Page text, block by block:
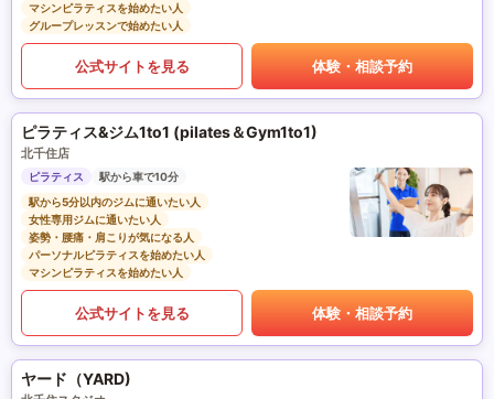
マシンピラティスを始めたい人
グループレッスンで始めたい人
公式サイトを見る 体験・相談予約
ピラティス&ジム1to1 (pilates＆Gym1to1)
北千住店
ピラティス
駅から車で10分
駅から5分以内のジムに通いたい人
女性専用ジムに通いたい人
姿勢・腰痛・肩こりが気になる人
パーソナルピラティスを始めたい人
マシンピラティスを始めたい人
公式サイトを見る 体験・相談予約
ヤード（YARD)